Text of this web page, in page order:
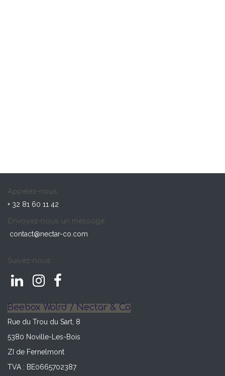
Appelez-nous
+ 32 81 60 11 42
Envoyez-nous un message
contact@nectar-co.com
Suivez-nous
Beebox Wolrd / Nectar & Co
Rue du Trou du Sart, 8
5380 Noville-Les-Bois
ZI de Fernelmont
TVA : BE0665702387